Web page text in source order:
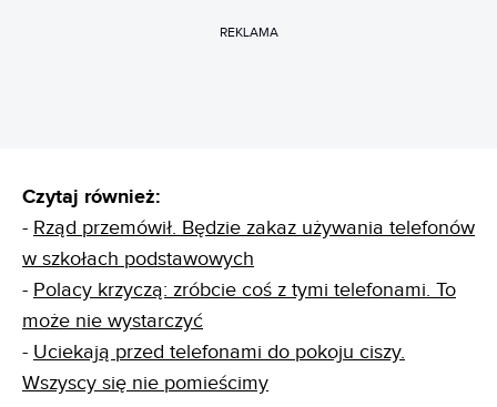
REKLAMA
Czytaj również:
- Rząd przemówił. Będzie zakaz używania telefonów
w szkołach podstawowych
- Polacy krzyczą: zróbcie coś z tymi telefonami. To
może nie wystarczyć
- Uciekają przed telefonami do pokoju ciszy.
Wszyscy się nie pomieścimy